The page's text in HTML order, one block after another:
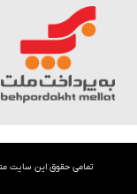
تمامی حقوق این سایت